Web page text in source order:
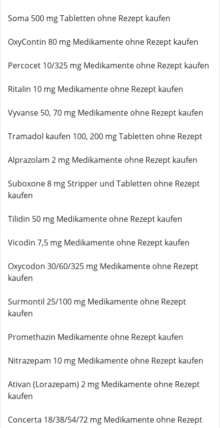
Soma 500 mg Tabletten ohne Rezept kaufen
OxyContin 80 mg Medikamente ohne Rezept kaufen
Percocet 10/325 mg Medikamente ohne Rezept kaufen
Ritalin 10 mg Medikamente ohne Rezept kaufen
Vyvanse 50, 70 mg Medikamente ohne Rezept kaufen
Tramadol kaufen 100, 200 mg Tabletten ohne Rezept
Alprazolam 2 mg Medikamente ohne Rezept kaufen
Suboxone 8 mg Stripper und Tabletten ohne Rezept
kaufen
Tilidin 50 mg Medikamente ohne Rezept kaufen
Vicodin 7,5 mg Medikamente ohne Rezept kaufen
Oxycodon 30/60/325 mg Medikamente ohne Rezept
kaufen
Surmontil 25/100 mg Medikamente ohne Rezept
kaufen
Promethazin Medikamente ohne Rezept kaufen
Nitrazepam 10 mg Medikamente ohne Rezept kaufen
Ativan (Lorazepam) 2 mg Medikamente ohne Rezept
kaufen
Concerta 18/38/54/72 mg Medikamente ohne Rezept